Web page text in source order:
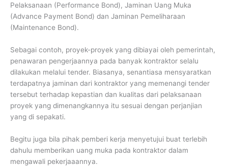
Pelaksanaan (Performance Bond), Jaminan Uang Muka
(Advance Payment Bond) dan Jaminan Pemeliharaan
(Maintenance Bond).
Sebagai contoh, proyek-proyek yang dibiayai oleh pemerintah,
penawaran pengerjaannya pada banyak kontraktor selalu
dilakukan melalui tender. Biasanya, senantiasa mensyaratkan
terdapatnya jaminan dari kontraktor yang memenangi tender
tersebut terhadap kepastian dan kualitas dari pelaksanaan
proyek yang dimenangkannya itu sesuai dengan perjanjian
yang di sepakati.
Begitu juga bila pihak pemberi kerja menyetujui buat terlebih
dahulu memberikan uang muka pada kontraktor dalam
mengawali pekerjaaannya.